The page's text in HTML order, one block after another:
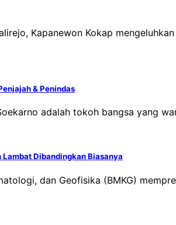
Kapanewon Kokap
& Penindas
adalah tokoh bangsa yang
Dibandingkan Biasanya
dan Geofisika (BMKG)